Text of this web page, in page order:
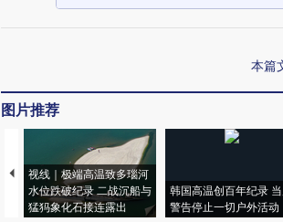
本篇
图片推荐
视线｜极端高温致多瑙河
水位跌破纪录 二战沉船与
猛犸象化石接连露出
韩国高温创百年纪录
警告停止一切户外活动